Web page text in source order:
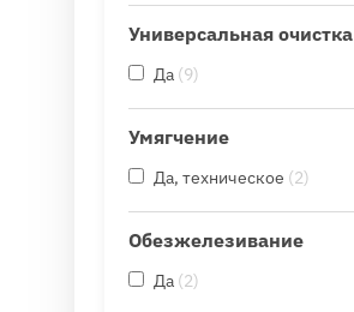
Универсальная очистка
Да 9
Умягчение
Да, техническое 2
Обезжелезивание
Да 2